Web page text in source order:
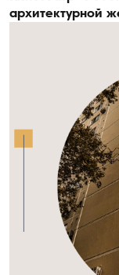
архитектурной